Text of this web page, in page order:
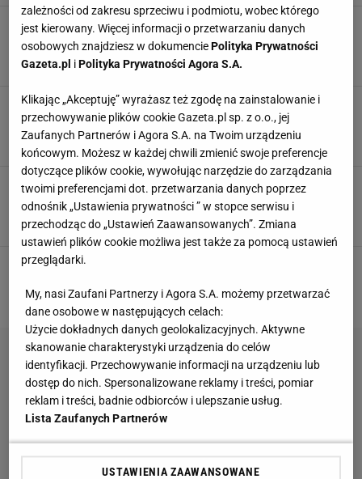
Zamienili dom na mieszkanie przy szpitalu.
Wydali krocie. I tak wylądują na bruku
CHOROBA MIESZKANIE NEWS NIERUCHOMOŚCI
Kiedy rozpocznie się sezon grzewczy? Tyle
zapłacimy w tym roku za ogrzewanie
MIESZKANIE OGRZEWANIE PIENIĄDZE SEZON GRZEWCZY
Milion "więźniów czwartego piętra". To cichy
dramat polskich seniorów
MIESZKANIE NEWS NIERUCHOMOŚCI SENIORZY
NASTĘPNA
zależności od zakresu sprzeciwu i podmiotu, wobec którego
jest kierowany. Więcej informacji o przetwarzaniu danych
osobowych znajdziesz w dokumenciePolityka Prywatności
Gazeta.pl iPolityka Prywatności Agora S.A.
Klikając „Akceptuję” wyrażasz też zgodę na zainstalowanie i
przechowywanie plików cookie Gazeta.pl sp. z o.o., jej
Zaufanych Partnerów i Agora S.A. na Twoim urządzeniu
końcowym. Możesz w każdej chwili zmienić swoje preferencje
dotyczące plików cookie, wywołując narzędzie do zarządzania
twoimi preferencjami dot. przetwarzania danych poprzez
odnośnik „Ustawienia prywatności ” w stopce serwisu i
przechodząc do „Ustawień Zaawansowanych”. Zmiana
ustawień plików cookie możliwa jest także za pomocą ustawień
przeglądarki.
My, nasi Zaufani Partnerzy i Agora S.A. możemy przetwarzać
dane osobowe w następujących celach:
Użycie dokładnych danych geolokalizacyjnych. Aktywne
skanowanie charakterystyki urządzenia do celów
identyfikacji. Przechowywanie informacji na urządzeniu lub
dostęp do nich. Spersonalizowane reklamy i treści, pomiar
reklam i treści, badnie odbiorców i ulepszanie usług.
Lista Zaufanych Partnerów
USTAWIENIA ZAAWANSOWANE